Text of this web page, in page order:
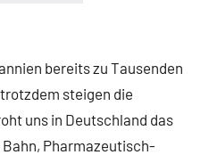
bereits zu Tausenden
steigen die
uns in Deutschland das
Bahn, Pharmazeutisch-